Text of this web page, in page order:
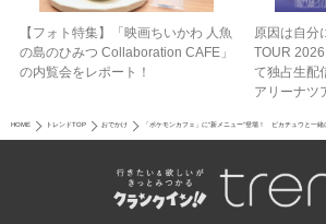
【フォト特集】「映画ちいかわ 人魚
の島のひみつ Collaboration CAFE」
の内覧会をレポート！
原因は自分
TOUR
て独占生配
アリーナツ
HOME トレンドTOP おでかけ 「ポケモンカフェ」に“新メニュー”登場！ ピカチュウと一